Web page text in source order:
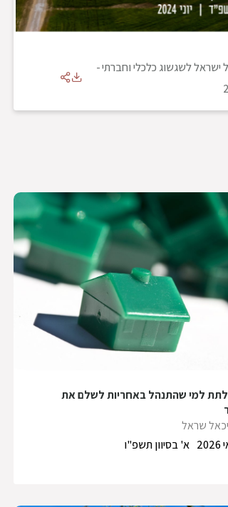
ישראל לשגשוג כלכלי וחברתי-
למי שהתנהל באחריות לשלם את
שראל
א' בסיוון תשפ"ו